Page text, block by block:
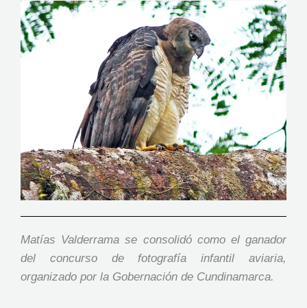
Matías Valderrama se consolidó como el ganador
del concurso de fotografía infantil aviaria,
organizado por la Gobernación de Cundinamarca.